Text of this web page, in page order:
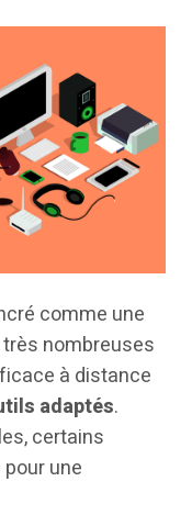
comme une
nombreuses
à distance
adaptés.
certains
une